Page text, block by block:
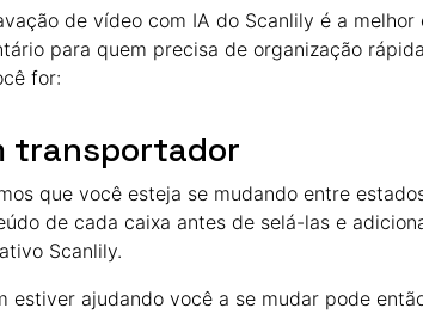
de vídeo com IA do Scanlily é a
para quem precisa de organização
for:
transportador
que você esteja se mudando entre
de cada caixa antes de selá-las e
Scanlily.
estiver ajudando você a se mudar pode